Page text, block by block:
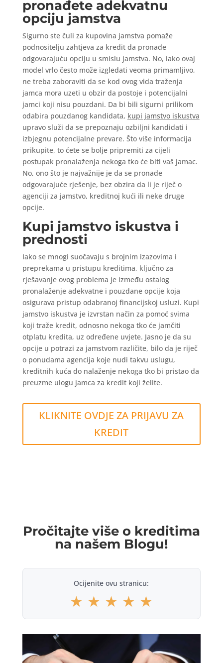
pronađete adekvatnu
opciju jamstva
Sigurno ste čuli za kupovina jamstva pomaže
podnositelju zahtjeva za kredit da pronađe
odgovarajuću opciju u smislu jamstva. No, iako ovaj
model vrlo često može izgledati veoma primamljivo,
ne treba zaboraviti da se kod ovog vida traženja
jamca mora uzeti u obzir da postoje i potencijalni
jamci koji nisu pouzdani. Da bi bili sigurni prilikom
odabira pouzdanog kandidata, kupi jamstvo iskustva
upravo služi da se prepoznaju ozbiljni kandidati i
izbjegnu potencijalne prevare. Što više informacija
prikupite, to ćete se bolje pripremiti za cijeli
postupak pronalaženja nekoga tko će biti vaš jamac.
No, ono što je najvažnije je da se pronađe
odgovarajuće rješenje, bez obzira da li je riječ o
agenciji za jamstvo, kreditnoj kući ili neke druge
opcije.
Kupi jamstvo iskustva i
prednosti
Iako se mnogi suočavaju s brojnim izazovima i
preprekama u pristupu kreditima, ključno za
rješavanje ovog problema je između ostalog
pronalaženje adekvatne i pouzdane opcije koja
osigurava pristup odabranoj financijskoj usluzi. Kupi
jamstvo iskustva je izvrstan način za pomoć svima
koji traže kredit, odnosno nekoga tko će jamčiti
otplatu kredita, uz određene uvjete. Jasno je da su
opcije u potrazi za jamstvom različite, bilo da je riječ
o ponudama agencija koje nudi takvu uslugu,
kreditnih kuća do nalaženje nekoga tko bi pristao da
preuzme ulogu jamca za kredit koji želite.
KLIKNITE OVDJE ZA PRIJAVU ZA
KREDIT
Pročitajte više o kreditima
na našem Blogu!
Ocijenite ovu stranicu:
★ ★ ★ ★ ★